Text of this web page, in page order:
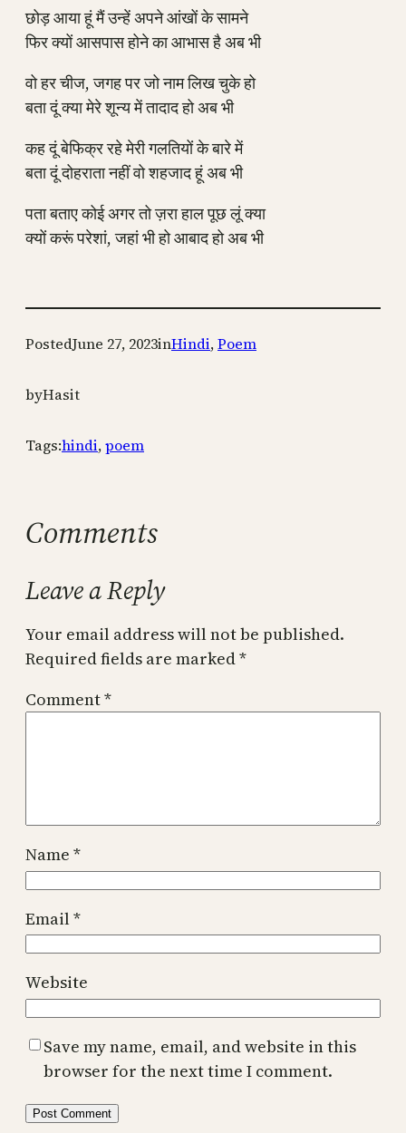
छोड़ आया हूं मैं उन्हें अपने आंखों के सामने
फिर क्यों आसपास होने का आभास है अब भी
वो हर चीज, जगह पर जो नाम लिख चुके हो
बता दूं क्या मेरे शून्य में तादाद हो अब भी
कह दूं बेफिक्र रहे मेरी गलतियों के बारे में
बता दूं दोहराता नहीं वो शहजाद हूं अब भी
पता बताए कोई अगर तो ज़रा हाल पूछ लूं क्या
क्यों करूं परेशां, जहां भी हो आबाद हो अब भी
PostedJune 27, 2023inHindi, Poem
byHasit
Tags:hindi, poem
Comments
Leave a Reply
Your email address will not be published.
Required fields are marked*
Comment*
Name *
Email*
Website
Save my name, email, and website in this
browser for the next time I comment.